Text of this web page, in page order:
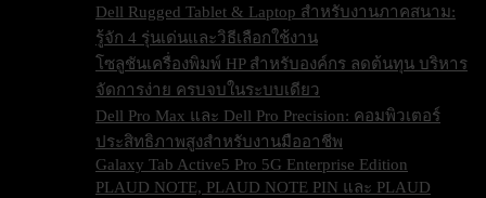
Dell Rugged Tablet & Laptop สำหรับงานภาคสนาม:
รู้จัก 4 รุ่นเด่นและวิธีเลือกใช้งาน
โซลูชันเครื่องพิมพ์ HP สำหรับองค์กร ลดต้นทุน บริหาร
จัดการง่าย ครบจบในระบบเดียว
Dell Pro Max และ Dell Pro Precision: คอมพิวเตอร์
ประสิทธิภาพสูงสำหรับงานมืออาชีพ
Galaxy Tab Active5 Pro 5G Enterprise Edition
PLAUD NOTE, PLAUD NOTE PIN และ PLAUD